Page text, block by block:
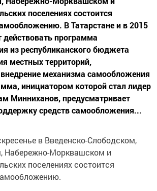
поселениях состоится
В Татарстане и в 2015
программа
из республиканского бюджета
местных территорий,
механизма самообложения
инициатором которой стал лидер
Минниханов, предусматривает
средств самообложения...
в Введенско-Слободском,
Набережно-Морквашском и
поселениях состоится